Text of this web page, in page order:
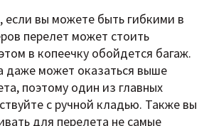
если вы можете быть гибкими в
перелет может стоить
в копеечку обойдется багаж.
даже может оказаться выше
поэтому один из главных
с ручной кладью. Также вы
для перелета не самые